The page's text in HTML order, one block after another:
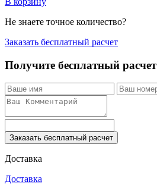
Не знаете точное количество?
Заказать бесплатный расчет
Получите бесплатный расчет
Заказать бесплатный расчет
Доставка
Доставка